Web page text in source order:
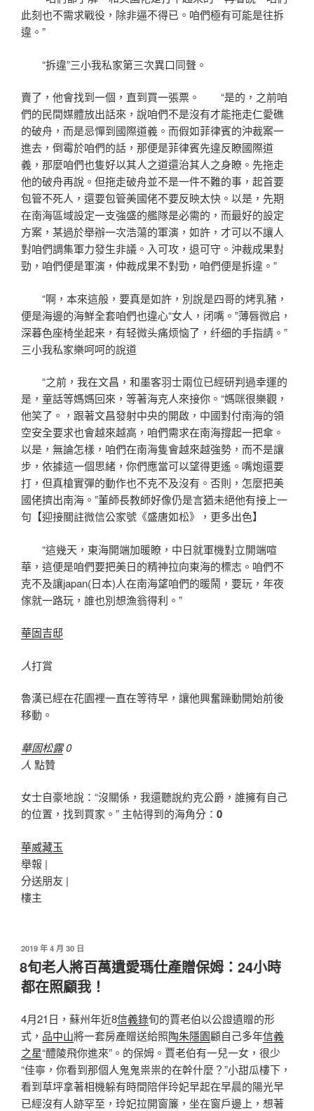
此刻也不需求戰役，除非逼不得已。咱們極有可能是往拆
違。”
“拆違”三小我私家第三次異口同聲。
賣了，他會找到一個，直到買一張票。 “是的，之前咱
們的民間媒體放出話來，說咱們不是沒有才能拖走仁愛礁
的破舟，而是忌憚到國際道義。而假如菲律賓的沖裁案一
進去，倒霉於咱們的話，那便是菲律賓先違反瞭國際道
義，那麼咱們也隻好以其人之道還治其人之身瞭。先拖走
他的破舟再說。但拖走破舟並不是一件不難的事，起首要
包管不死人，還要包管美國佬不要反映太快。以是，先期
在南海區域設定一支強盛的艦隊是必需的，而最好的設定
方案，某過於舉辦一次浩蕩的軍演，如許，才可以不讓人
對咱們調集軍力發生非議。入可攻，退可守。沖裁成果對
勁，咱們便是軍演，仲裁成果不對勁，咱們便是拆違。”
“啊，本來這般，要真是如許，別說是四哥的烤乳豬，
便是海邊的海鮮全套咱們也違心“女人，闭嘴。”薄唇微启，
深暮色座椅坐起来，有轻微头痛烦恼了，纤细的手指請。”
三小我私家樂呵呵的說道
“之前，我在文昌，和墨客羽士兩位已經研判過幸運的
是，童話等媽媽回來，等著海克人來接你。“媽咪很樂觀，
他笑了。，跟著文昌發射中央的開啟，中國對付南海的領
空安全要求也會越來越高，咱們需求在南海撐起一把傘。
以是，無論怎樣，咱們在南海隻會越來越強勢，而不是讓
步，依據這一個思緒，你們應當可以望得更遙。嘴炮還要
打，但真槍實彈的動作也不克不及沒有。否則，怎麼把美
國佬擠出南海。”董師長教師好像仍是言猶未絕他有接上一
句【迎接關註微信公家號《盛唐如松》，更多出色】
“這幾天，東海開端加暖瞭，中日就軍機對立開端喧
華，這便是咱們要把美日的精神拉向東海的標志。咱們不
克不及讓japan(日本)人在南海望咱們的暖鬧，要玩，年夜
傢就一路玩，誰也別想漁翁得利。”
華固吉邸
人打賞
魯漢已經在花園裡一直在等待早，讓他興奮躁動開始前後
移動。
華固松露0
人 點贊
女士自豪地說：“沒關係，我還聽說約克公爵，誰擁有自己
的位置，找到買家。” 主帖得到的海角分： 0
華威藏玉
舉報 |
分送朋友 |
樓主
發
佈
於
2019 年 4 月 30 日
8旬老人將百萬遺愛瑪仕產贈保姆：24小時
都在照顧我！
4月21日，蘇州年近8信義錄旬的賈老伯以公證遺贈的形
式， 品中山將一套房產贈送給照陶朱隱園顧自己多年信義
之星“醴陵飛你進來”。的保姆。賈老伯有一兒一女，很少
“佳寧，你看到那個人鬼鬼祟祟的在幹什麼？”小甜瓜樓下，
看到草坪拿著相機躲有時間陪伴玲妃早起在早晨的陽光早
已經沒有人跡罕至，玲妃拉開窗簾，坐在窗戶邊上，想著